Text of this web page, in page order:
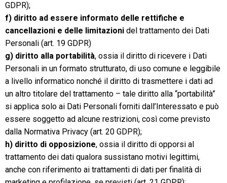
GDPR);
f) diritto ad essere informato delle rettifiche e
cancellazioni e delle limitazioni del trattamento dei Dati
Personali (art. 19 GDPR)
g) diritto alla portabilità, ossia il diritto di ricevere i Dati
Personali in un formato strutturato, di uso comune e leggibile
a livello informatico nonché il diritto di trasmettere i dati ad
un altro titolare del trattamento – tale diritto alla “portabilità”
si applica solo ai Dati Personali forniti dall’Interessato e può
essere soggetto ad alcune restrizioni, così come previsto
dalla Normativa Privacy (art. 20 GDPR);
h) diritto di opposizione, ossia il diritto di opporsi al
trattamento dei dati qualora sussistano motivi legittimi,
anche con riferimento ai trattamenti di dati per finalità di